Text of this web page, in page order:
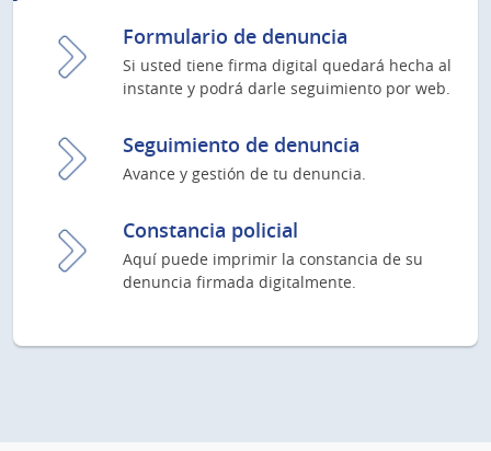
Formulario de denuncia
Si usted tiene firma digital quedará hecha al
instante y podrá darle seguimiento por web.
Seguimiento de denuncia
Avance y gestión de tu denuncia.
Constancia policial
Aquí puede imprimir la constancia de su
denuncia firmada digitalmente.